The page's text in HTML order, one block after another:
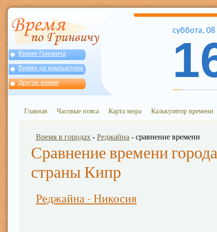
Время Гринвича
Время на компьютере
Другое время
суббота, 08
Главная Часовые пояса Карта мира Калькулятор времени
Время в городах - Реджайна - сравнение времени
Сравнение времени
страны Кипр
Реджайна - Никосия